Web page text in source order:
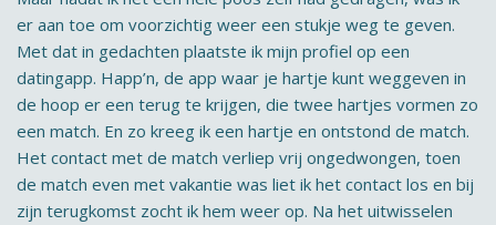
er aan toe om voorzichtig weer een stukje weg te geven.
Met dat in gedachten plaatste ik mijn profiel op een
datingapp. Happ’n, de app waar je hartje kunt weggeven in
de hoop er een terug te krijgen, die twee hartjes vormen zo
een match. En zo kreeg ik een hartje en ontstond de match.
Het contact met de match verliep vrij ongedwongen, toen
de match even met vakantie was liet ik het contact los en bij
zijn terugkomst zocht ik hem weer op. Na het uitwisselen